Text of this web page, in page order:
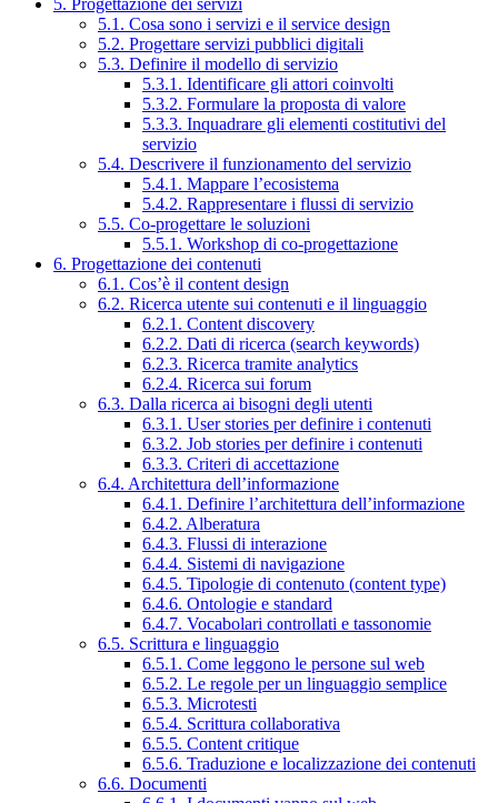
5. Progettazione dei servizi
5.1. Cosa sono i servizi e il service design
5.2. Progettare servizi pubblici digitali
5.3. Definire il modello di servizio
5.3.1. Identificare gli attori coinvolti
5.3.2. Formulare la proposta di valore
5.3.3. Inquadrare gli elementi costitutivi del
servizio
5.4. Descrivere il funzionamento del servizio
5.4.1. Mappare l’ecosistema
5.4.2. Rappresentare i flussi di servizio
5.5. Co-progettare le soluzioni
5.5.1. Workshop di co-progettazione
6. Progettazione dei contenuti
6.1. Cos’è il content design
6.2. Ricerca utente sui contenuti e il linguaggio
6.2.1. Content discovery
6.2.2. Dati di ricerca (search keywords)
6.2.3. Ricerca tramite analytics
6.2.4. Ricerca sui forum
6.3. Dalla ricerca ai bisogni degli utenti
6.3.1. User stories per definire i contenuti
6.3.2. Job stories per definire i contenuti
6.3.3. Criteri di accettazione
6.4. Architettura dell’informazione
6.4.1. Definire l’architettura dell’informazione
6.4.2. Alberatura
6.4.3. Flussi di interazione
6.4.4. Sistemi di navigazione
6.4.5. Tipologie di contenuto (content type)
6.4.6. Ontologie e standard
6.4.7. Vocabolari controllati e tassonomie
6.5. Scrittura e linguaggio
6.5.1. Come leggono le persone sul web
6.5.2. Le regole per un linguaggio semplice
6.5.3. Microtesti
6.5.4. Scrittura collaborativa
6.5.5. Content critique
6.5.6. Traduzione e localizzazione dei contenuti
6.6. Documenti